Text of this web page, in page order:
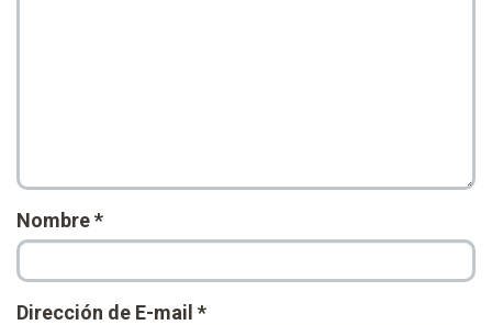
Nombre*
Dirección de E-mail *